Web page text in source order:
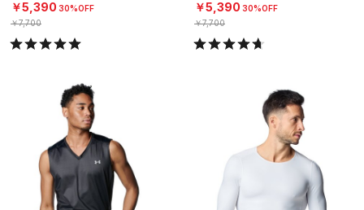
EN）
￥5,390 30%OFF
￥7,700
EN）
￥5,390 30%OFF
￥7,700